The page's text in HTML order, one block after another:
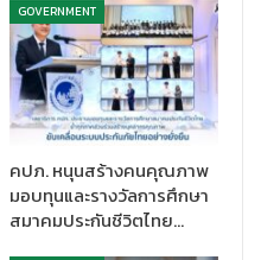
นทุกท่านที่ให้ความไว้วางใจ
ลอด พร้อมกับเตรียมของขวัญ
าลปีใหม่ เพื่อมอบให้กับผู้ใช้
25 ธันวาคม 2567 จะมอบแก้ว
น 2,568 ชิ้น ให้กับผู้ใช้บริการบน
ชื่อดัง พร้อมรับฟังการ
และในเทศกาลปีใหม่ ยังเตรียม
รถไฟฟ้าสายสีแดง เพื่อความ
GOVERNMENT
คปภ. หนุนสร้างคนคุณภาพ
มอบทุนและรางวัลการศึกษา
สมาคมประกันชีวิตไทย…